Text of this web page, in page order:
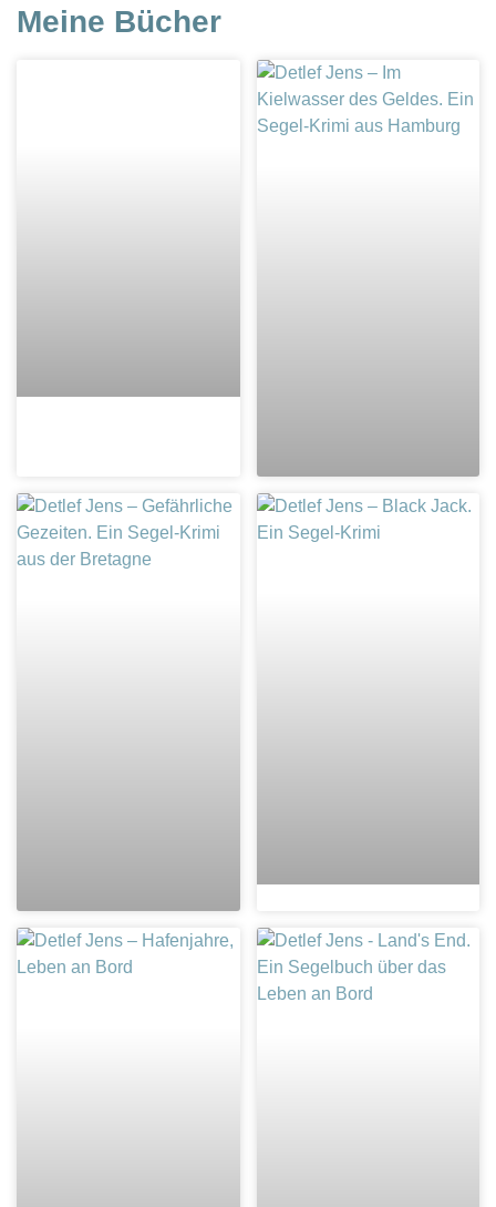
Meine Bücher